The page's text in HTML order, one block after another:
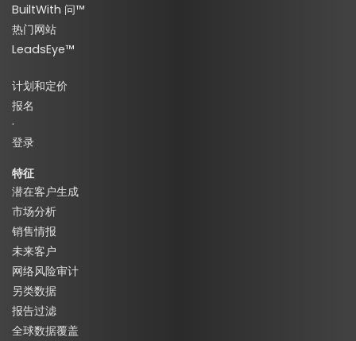
BuiltWith 问™
热门网站
LeadsEye™
计划和定价
报名
·
登录
特征
潜在客户生成
市场分析
销售情报
未来客户
网络风险审计
另类数据
报告过滤
全球数据覆盖